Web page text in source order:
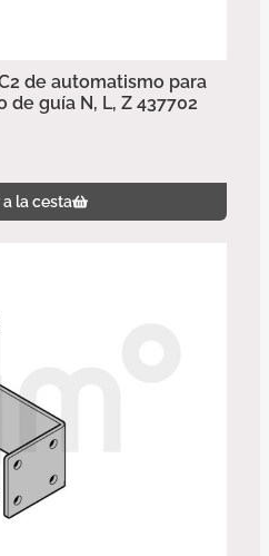
de automatismo para
guía N, L, Z 437702
la cesta